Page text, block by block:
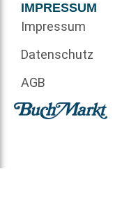
IMPRESSUM
Impressum
Datenschutz
AGB